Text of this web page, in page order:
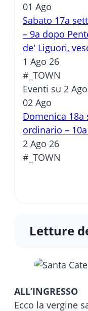
01 Ago
Sabato 17a
– 9a dopo
de' Liguori,
1 Ago 26
#_TOWN
Eventi su 2
02 Ago
Domenica
ordinario –
2 Ago 26
#_TOWN
Letture
ALL’INGRESSO
Ecco la vergine